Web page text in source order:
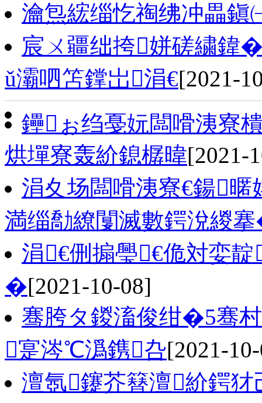
瀹炰綋缁忔祹绋冲畾鎭
宸ㄨ疆绌挎姘磋繍鍏
ǔ灞呬笘鐣岀涓€[2021-
鑸ぉ绉戞妧闆嗗洟寮
烘墠寮轰紒鎴樼暐[2021-
涓夊场闆嗗洟寮€鍚
満缁勪繚闅滅數鍔涗緵
涓€侀搧璺€佹対娈
�[2021-10-08]
骞胯タ鍐滀俊绀�5骞
寔涔℃潙鎸叴[2021-
澶氬鑳芥簮澶紒鍔犲